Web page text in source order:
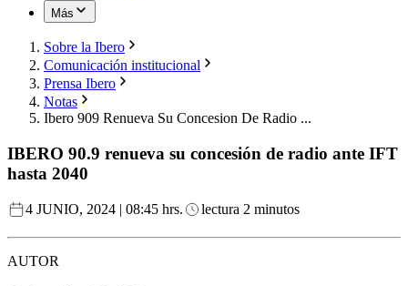
Más
Sobre la Ibero
Comunicación institucional
Prensa Ibero
Notas
Ibero 909 Renueva Su Concesion De Radio ...
IBERO 90.9 renueva su concesión de radio ante IFT
hasta 2040
4 JUNIO, 2024 | 08:45 hrs. lectura 2 minutos
AUTOR